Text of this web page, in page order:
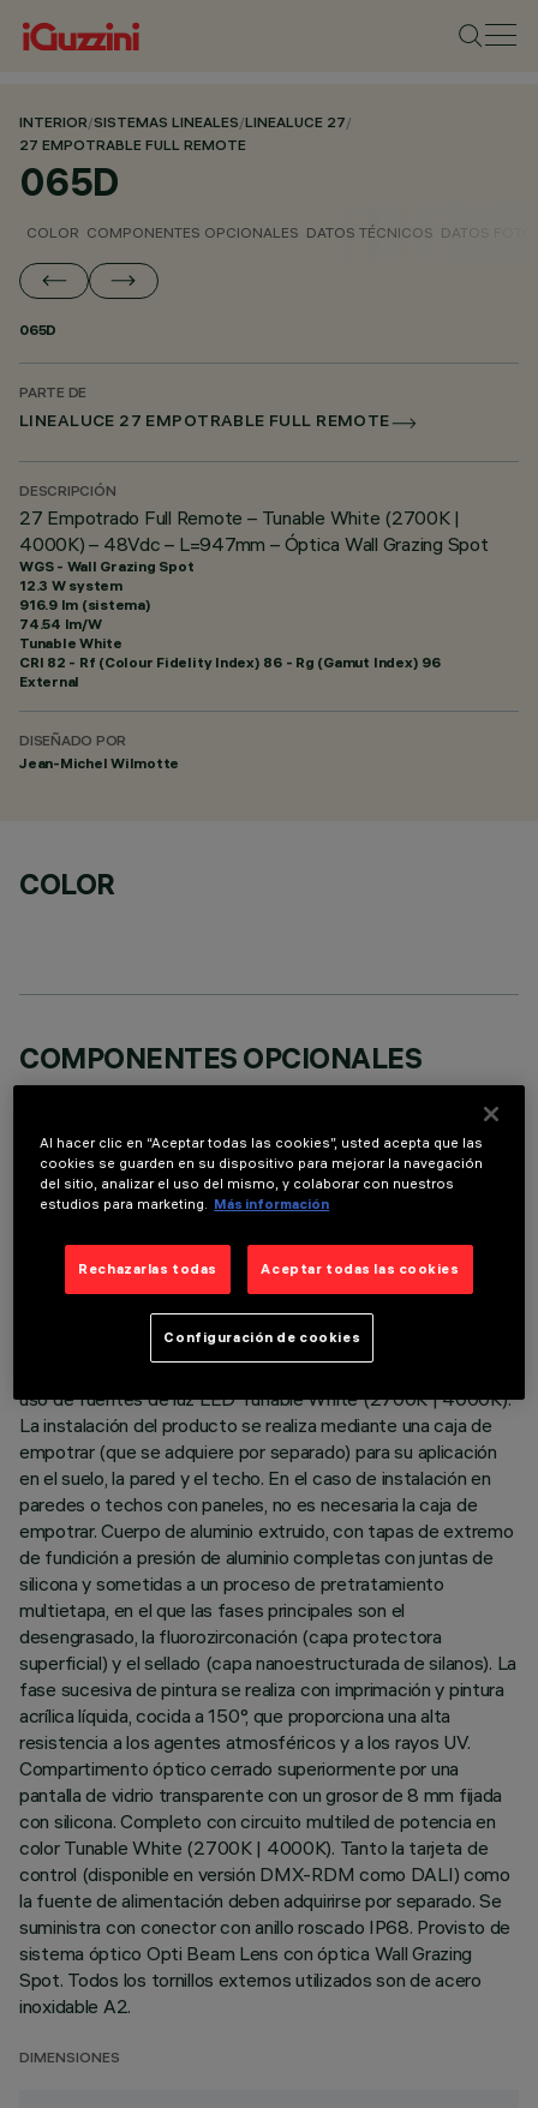
INTERIOR/SISTEMAS LINEALES/LINEALUCE 27/
27 EMPOTRABLE FULL REMOTE
065D
COLOR COMPONENTES OPCIONALES DATOS TÉCNICOS DATOS
065D
PARTE DE
LINEALUCE 27 EMPOTRABLE FULL REMOTE
DESCRIPCIÓN
27 Empotrado Full Remote – Tunable White (2700K |
4000K) – 48Vdc – L=947mm – Óptica Wall Grazing Spot
WGS - Wall Grazing Spot
12.3 W system
916.9 lm (sistema)
74.54 lm/W
Tunable White
CRI 82 - Rf (Colour Fidelity Index) 86 - Rg (Gamut Index) 96
External
DISEÑADO POR
Jean-Michel Wilmotte
COLOR
COMPONENTES OPCIONALES
ÚLTIMA ACTUALIZACIÓN: 05/08/2026
uso de fuentes de luz LED Tunable White (2700K | 4000K).
La instalación del producto se realiza mediante una caja de
empotrar (que se adquiere por separado) para su aplicación
en el suelo, la pared y el techo. En el caso de instalación en
paredes o techos con paneles, no es necesaria la caja de
empotrar. Cuerpo de aluminio extruido, con tapas de extremo
de fundición a presión de aluminio completas con juntas de
silicona y sometidas a un proceso de pretratamiento
multietapa, en el que las fases principales son el
desengrasado, la fluorozirconación (capa protectora
superficial) y el sellado (capa nanoestructurada de silanos). La
fase sucesiva de pintura se realiza con imprimación y pintura
acrílica líquida, cocida a 150°, que proporciona una alta
resistencia a los agentes atmosféricos y a los rayos UV.
Compartimento óptico cerrado superiormente por una
pantalla de vidrio transparente con un grosor de 8 mm fijada
con silicona. Completo con circuito multiled de potencia en
color Tunable White (2700K | 4000K). Tanto la tarjeta de
control (disponible en versión DMX-RDM como DALI) como
la fuente de alimentación deben adquirirse por separado. Se
suministra con conector con anillo roscado IP68. Provisto de
sistema óptico Opti Beam Lens con óptica Wall Grazing
Spot. Todos los tornillos externos utilizados son de acero
inoxidable A2.
DIMENSIONES
Al hacer clic en “Aceptar todas las cookies”, usted acepta que las
cookies se guarden en su dispositivo para mejorar la navegación
del sitio, analizar el uso del mismo, y colaborar con nuestros
estudios para marketing.
Más información
Rechazarlas todas Aceptar todas las cookies
Configuración de cookies